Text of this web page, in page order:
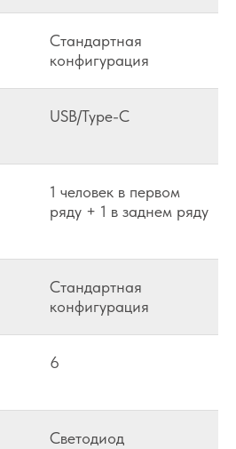
Стандартная
конфигурация
USB/Type-C
1 человек в первом
ряду + 1 в заднем ряду
Стандартная
конфигурация
6
Светодиод